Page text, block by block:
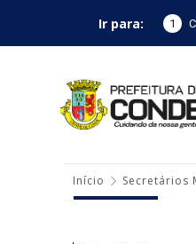
Ir para: 1
Início Secretários